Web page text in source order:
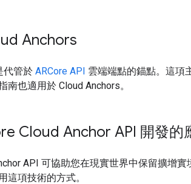
Anchors
代管於 ARCore API 雲端端點的錨點。這項
南也適用於 Cloud Anchors。
Cloud Anchor API 開發的
API 可協助您在現實世界中保留擴增
這項技術的方式。